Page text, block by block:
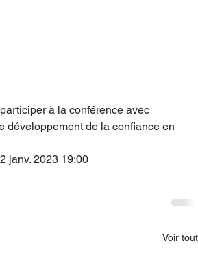
à la conférence avec
développement de la confiance en
janv. 2023 19:00
Voir tout